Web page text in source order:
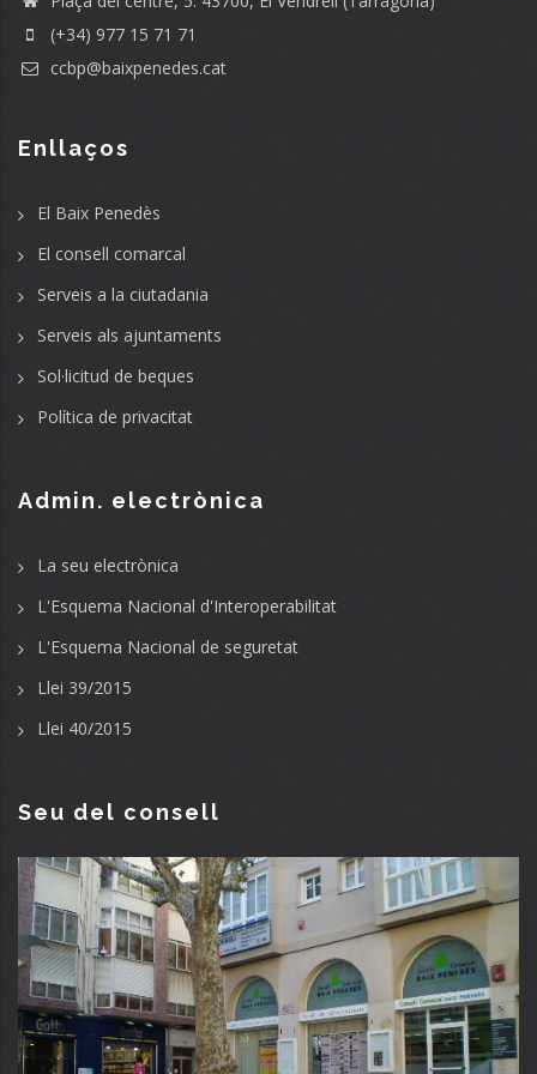
(+34) 977 15 71 71
ccbp@baixpenedes.cat
Enllaços
El Baix Penedès
El consell comarcal
Serveis a la ciutadania
Serveis als ajuntaments
Sol·licitud de beques
Política de privacitat
Admin. electrònica
La seu electrònica
L'Esquema Nacional d'Interoperabilitat
L'Esquema Nacional de seguretat
Llei 39/2015
Llei 40/2015
Seu del consell